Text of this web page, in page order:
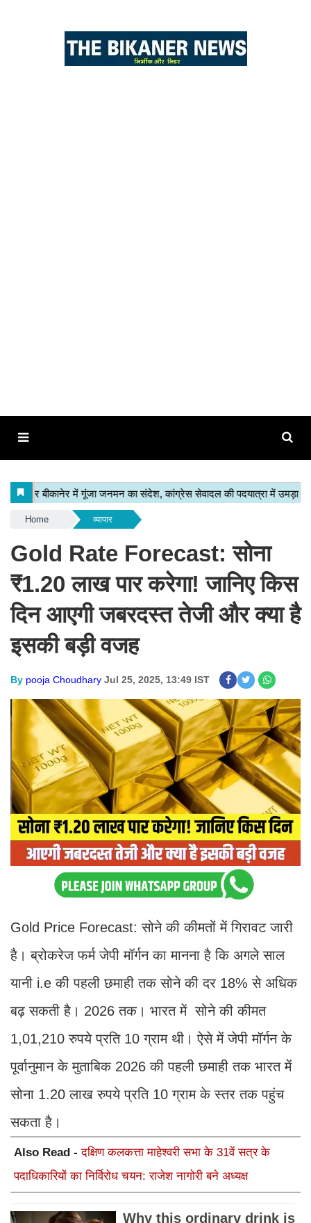
Home व्यापार
Gold Rate Forecast: सोना
₹1.20 लाख पार करेगा! जानिए किस
दिन आएगी जबरदस्त तेजी और क्या है
इसकी बड़ी वजह
By pooja Choudhary Jul 25, 2025, 13:49 IST
Gold Price Forecast: सोने की कीमतों में गिरावट जारी
है। ब्रोकरेज फर्म जेपी मॉर्गन का मानना है कि अगले साल
यानी i.e की पहली छमाही तक सोने की दर 18% से अधिक
बढ़ सकती है। 2026 तक। भारत में सोने की कीमत
1,01,210 रुपये प्रति 10 ग्राम थी। ऐसे में जेपी मॉर्गन के
पूर्वानुमान के मुताबिक 2026 की पहली छमाही तक भारत में
सोना 1.20 लाख रुपये प्रति 10 ग्राम के स्तर तक पहुंच
सकता है।
Also Read -दक्षिण कलकत्ता माहेश्वरी सभा के 31वें सत्र के
पदाधिकारियों का निर्विरोध चयन: राजेश नागोरी बने अध्यक्ष